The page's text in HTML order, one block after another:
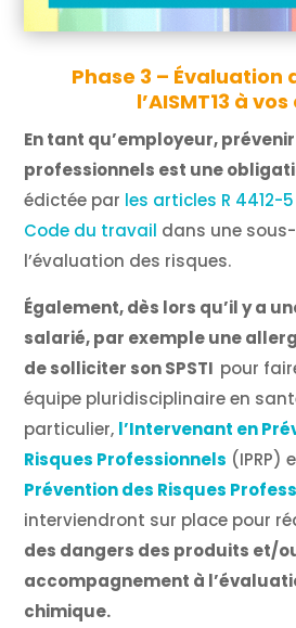
Phase 3 – Évaluation
l’AISMT13 à
Entant qu’employeur,
professionnels est une
édictée par les articles R 4412-
Code du travail dans une
l’évaluation des risques.
Également,dès lors qu’il y a
salarié, par exemple une
de solliciter son SPSTI pour
équipe pluridisciplinaire en
particulier, l’Intervenant en
Risques Professionnels (IPRP)
Prévention des Risques
interviendront sur place pour
des dangers des produits et/
accompagnement à
chimique.